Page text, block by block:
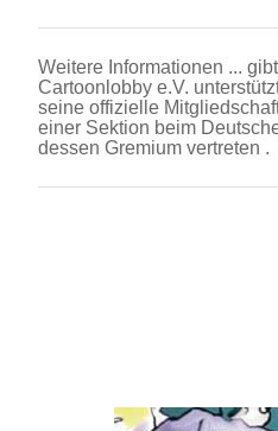
Weitere Informationen ...
Cartoonlobby e.V.
seine offizielle
einer Sektion beim
dessen Gremium vertreten .